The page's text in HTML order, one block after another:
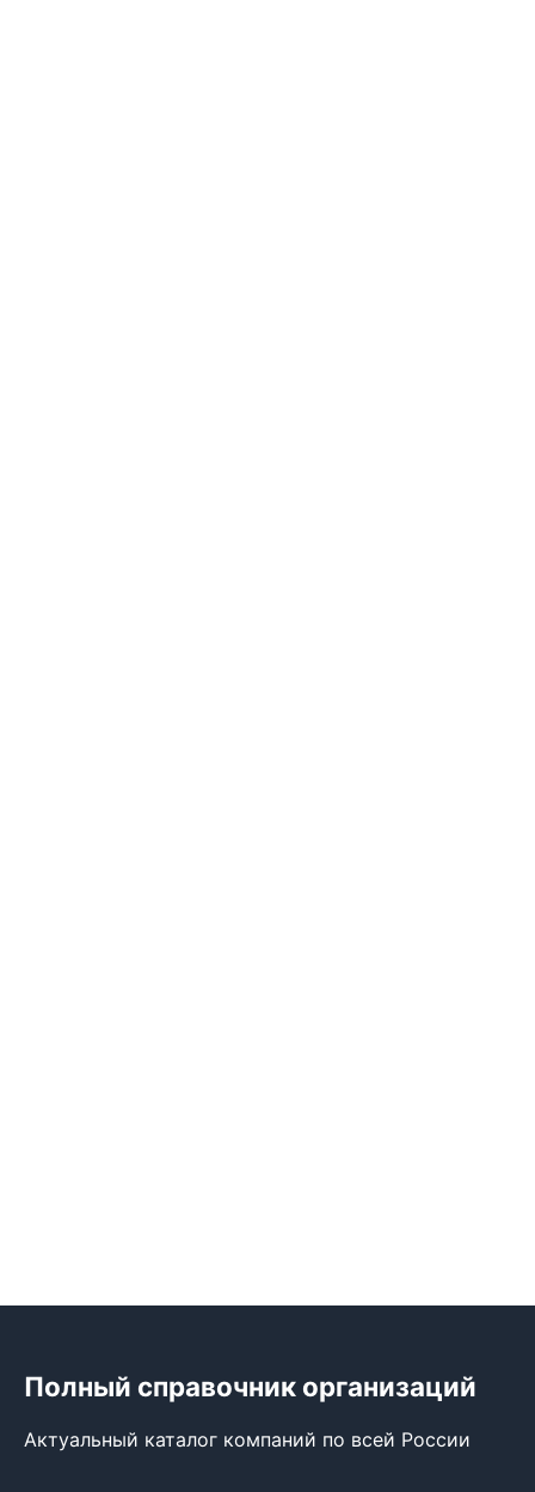
Полный справочник организаций
Актуальный каталог компаний по всей России